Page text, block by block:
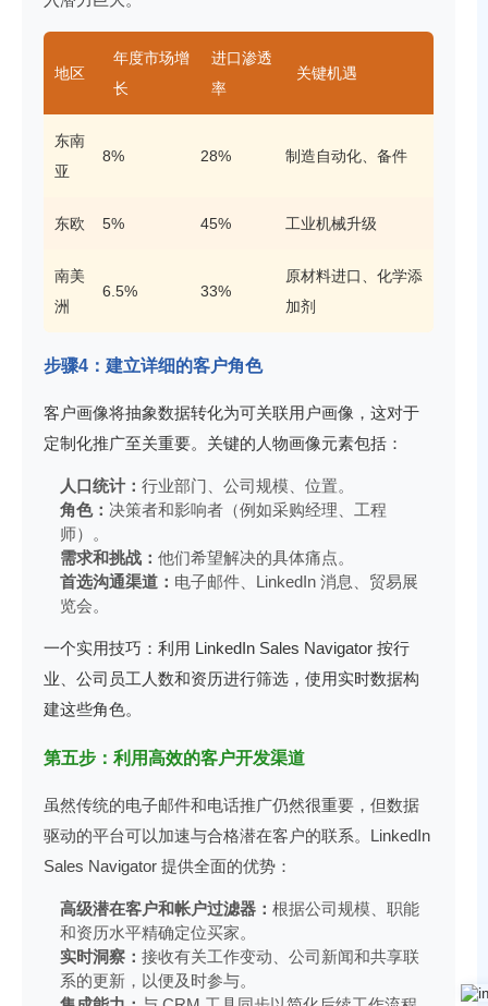
地区
年度市场增
长
进口渗透
率
关键机遇
东南
亚
8% 28% 制造自动化、备件
东欧 5% 45% 工业机械升级
南美
洲
6.5% 33%
原材料进口、化学添
加剂
步骤4：建立详细的客户角色
客户画像将抽象数据转化为可关联用户画像，这对于
定制化推广至关重要。关键的人物画像元素包括：
人口统计： 行业部门、公司规模、位置。
角色： 决策者和影响者（例如采购经理、工程
师）。
需求和挑战： 他们希望解决的具体痛点。
首选沟通渠道： 电子邮件、LinkedIn 消息、贸易展
览会。
一个实用技巧：利用 LinkedIn Sales Navigator 按行
业、公司员工人数和资历进行筛选，使用实时数据构
建这些角色。
第五步：利用高效的客户开发渠道
虽然传统的电子邮件和电话推广仍然很重要，但数据
驱动的平台可以加速与合格潜在客户的联系。LinkedIn
Sales Navigator 提供全面的优势：
高级潜在客户和帐户过滤器： 根据公司规模、职能
和资历水平精确定位买家。
实时洞察： 接收有关工作变动、公司新闻和共享联
系的更新，以便及时参与。